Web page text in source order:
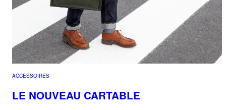
ACCESSOIRES
LE NOUVEAU CARTABLE